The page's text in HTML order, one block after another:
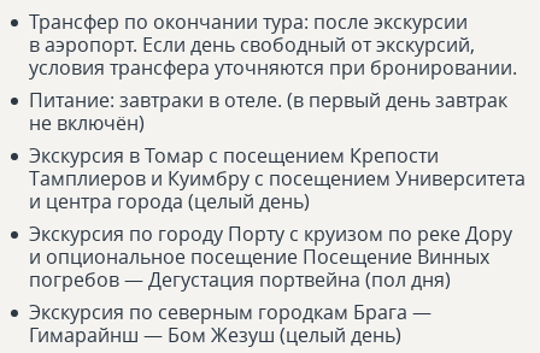
Трансфер по окончании тура: после экскурсии
в аэропорт. Если день свободный от экскурсий,
условия трансфера уточняются при бронировании.
Питание: завтраки в отеле. (в первый день завтрак
не включён)
Экскурсия в Томар с посещением Крепости
Тамплиеров и Куимбру с посещением Университета
и центра города (целый день)
Экскурсия по городу Порту с круизом по реке Дору
и опциональное посещение Посещение Винных
погребов — Дегустация портвейна (пол дня)
Экскурсия по северным городкам Брага —
Гимарайнш — Бом Жезуш (целый день)